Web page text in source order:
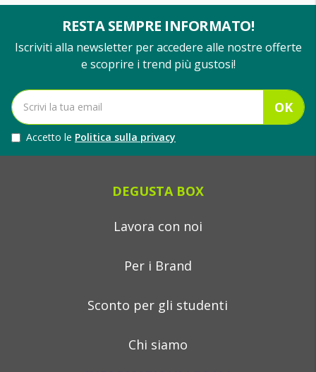
RESTA SEMPRE INFORMATO!
Iscriviti alla newsletter per accedere alle nostre offerte
e scoprire i trend più gustosi!
OK
Accetto le Politica sulla privacy
DEGUSTA BOX
Lavora con noi
Per i Brand
Sconto per gli studenti
Chi siamo